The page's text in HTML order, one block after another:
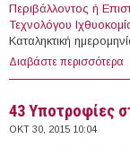
Περιβάλλοντος ή
Τεχνολόγου
Καταληκτική
Διαβάστε περισσότερα
43 Υποτροφίες
ΟΚΤ 30, 2015 10:04